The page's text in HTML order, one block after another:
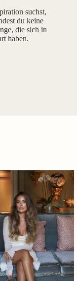
suchst,
du keine
die sich in
haben.